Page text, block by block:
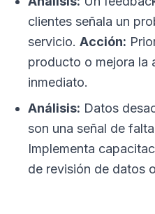
clientes señala un
servicio. Acción:
producto o mejora la
inmediato.
Análisis: Datos
son una señal de
Implementa
de revisión de datos